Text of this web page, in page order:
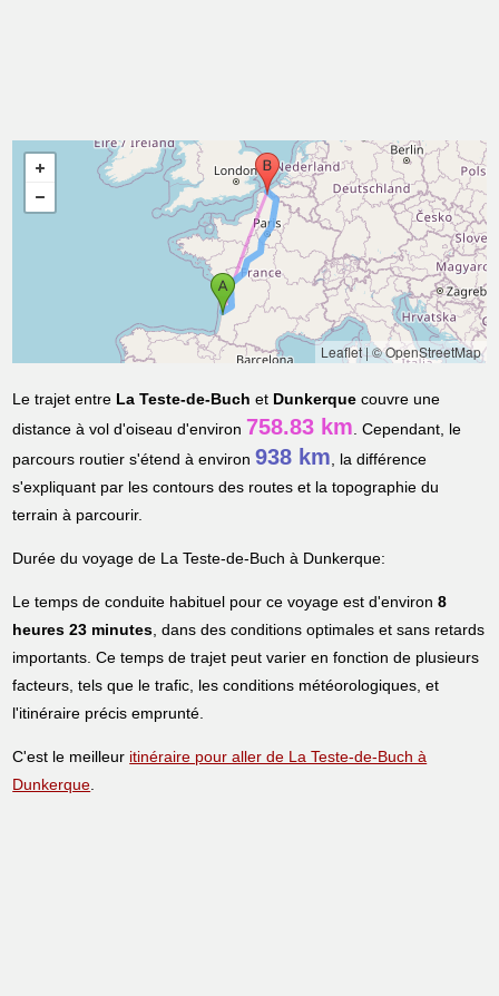
Leaflet| © OpenStreetMap
Le trajet entre La Teste-de-Buch et Dunkerque couvre une
distance à vol d'oiseau d'environ 758.83 km. Cependant, le
parcours routier s'étend à environ938 km, la différence
s'expliquant par les contours des routes et la topographie du
terrain à parcourir.
Durée du voyage de La Teste-de-Buch à Dunkerque:
Le temps de conduite habituel pour ce voyage est d'environ8
heures 23 minutes, dans des conditions optimales et sans retards
importants. Ce temps de trajet peut varier en fonction de plusieurs
facteurs, tels que le trafic, les conditions météorologiques, et
l'itinéraire précis emprunté.
C'est le meilleur itinéraire pour aller de La Teste-de-Buch à
Dunkerque.